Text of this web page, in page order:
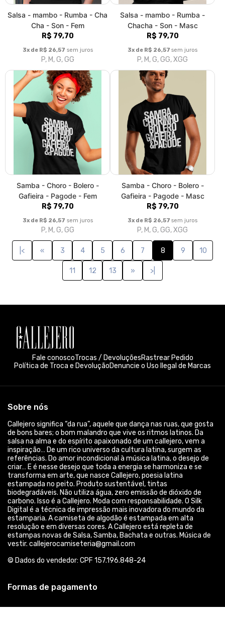
P, M, G, GG P, M, G, GG, XGG
« 3 4 7 8 9
>|
Fale conosco Trocas / Devoluções Rastrear Pedido
Política de Troca e Devolução
Denuncie o Uso Ilegal de Marcas
Sobre nós
Callejero significa “da rua”, aquele que dança nas ruas, que gosta
de bons bares; o bom malandro que vive os ritmos latinos. Da
salsa na alma e do espírito apaixonado de um callejero, vem a
inspiração… De um rico universo da cultura latina, surgem as
referências. Do amor incondicional à música latina, o desejo de
criar… E é nesse desejo que toda a energia se harmoniza e se
transforma em arte, que nasce Callejero, poesia latina
estampada no peito. Produto sustentável, tintas
biodegradáveis. Não utiliza água, zero emissão de dióxido de
carbono. Isso é a Callejero. Moda com responsabilidade. O Silk
© Dados do vendedor: CPF 157.196.848-24
Formas de pagamento
Acompanhe-nos: